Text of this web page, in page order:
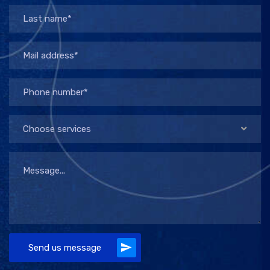
Choose services
Send us message